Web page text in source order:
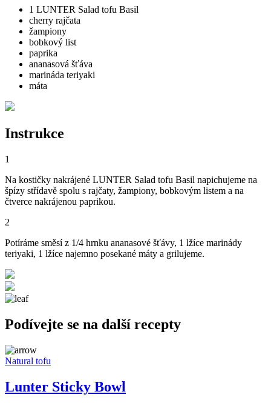
1 LUNTER Salad tofu Basil
cherry rajčata
žampiony
bobkový list
paprika
ananasová šťáva
marináda teriyaki
máta
Instrukce
1
Na kostičky nakrájené LUNTER Salad tofu Basil napichujeme na
špízy střídavě spolu s rajčaty, žampiony, bobkovým listem a na
čtverce nakrájenou paprikou.
2
Potíráme směsí z 1/4 hrnku ananasové šťávy, 1 lžíce marinády
teriyaki, 1 lžíce najemno posekané máty a grilujeme.
Podívejte se na další recepty
Natural tofu
Lunter Sticky Bowl